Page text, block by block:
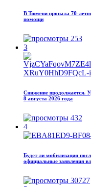
В Тюмени пропала
помощи
253
3
Снижение продолжается.
8 августа 2026 года
432
4
Будет ли мобилизация
официальные заявления
30727